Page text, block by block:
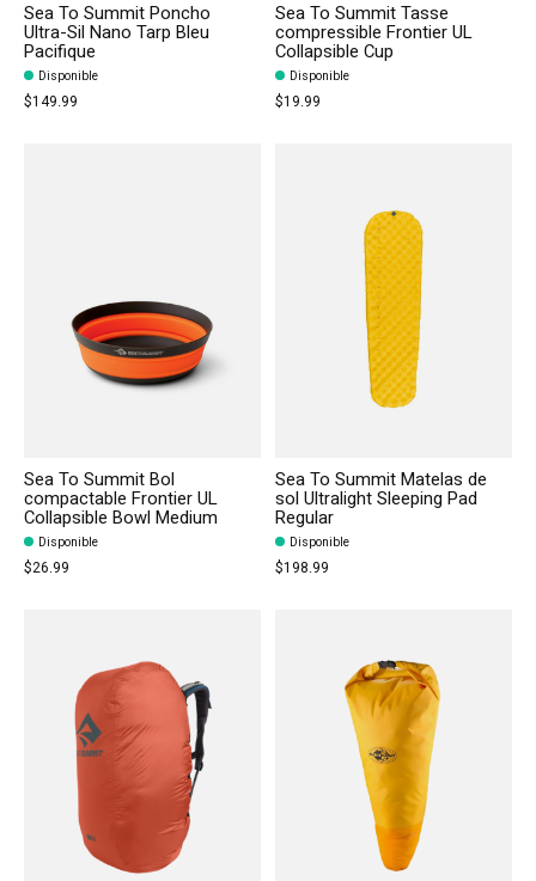
Sea To Summit Poncho
Ultra-Sil Nano Tarp Bleu
Pacifique
Disponible
$149.99
Sea To Summit Tasse
compressible Frontier UL
Collapsible Cup
Disponible
$19.99
Sea To Summit Bol
compactable Frontier UL
Collapsible Bowl Medium
Disponible
$26.99
Sea To Summit Matelas de
sol Ultralight Sleeping Pad
Regular
Disponible
$198.99